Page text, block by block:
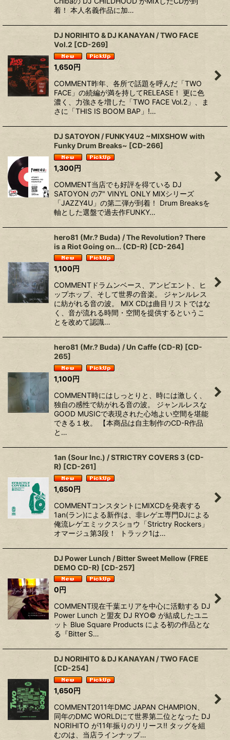
着！ 本人名義作品に加…
DJ NORIHITO & DJ KANAYAN / TWO FACE
Vol.2 [CD-269]
1,650円
COMMENT昨年、各所で話題を呼んだ「TWO
FACE」の続編が満を持してRELEASE！ 更に色
濃く、力強さを増した「TWO FACE Vol.2」、ま
さに「THIS IS BOOM BAP」!…
DJ SATOYON / FUNKY4U2 ~MIXSHOW with
Funky Drum Breaks~ [CD-266]
1,300円
COMMENT当店でも好評を得ている DJ
SATOYON の7" VINYL ONLY MIXシリーズ
「JAZZY4U」の第二弾が到着！ Drum Breaksを
軸とした選盤で過去作FUNKY…
hero81 (Mr.? Buda) / The Revolution? There
is a Riot Going on... (CD-R) [CD-264]
1,100 円
COMMENTドラムンベース、アンビエント、ヒ
ップホップ、そして世界の音楽。 ジャンルレス
に紡がれる音の波。 MIX CDは曲目リストではな
く、音が流れる時間・空間を提供するというこ
とを改めて認識…
hero81 (Mr.? Buda) / Un Caffe (CD-R) [CD-
265]
1,100円
COMMENT時にはしっとりと、時には激しく、
独自の感性で紡がれる音の波。 ジャンルレスな
GOOD MUSICで表現された心地よい空間を堪能
できる１枚。 【本商品は自主制作のCD-R作品
と…
1an (Sour Inc.) / STRICTRY COVERS 3 (CD-
R) [CD-261]
1,650円
COMMENTコンスタントにMIXCDを発表する
1an(ラン)による新作は、非レゲエ専門DJによる
俺流レゲエミックスショウ「Strictry Rockers」
オマージュ第3段！ ⁡ トラック1は…
DJ Power Lunch / Bitter Sweet Mellow (FREE
DEMO CD-R) [CD-257]
0 円
COMMENT現在千葉エリアを中心に活動する DJ
Power Lunch と盟友 DJ RYO© が結成したユニ
ット Blue Square Products による初の作品とな
る『Bitter S…
DJ NORIHITO & DJ KANAYAN / TWO FACE
[CD-254]
1,650円
COMMENT2011年DMC JAPAN CHAMPION、
同年のDMC WORLDにて世界第二位となった DJ
NORIHITO が11年振りのリリース!! タッグを組
むのは、当店ラインナップ…